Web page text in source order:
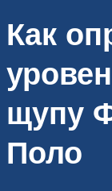
Как
щупу
Поло